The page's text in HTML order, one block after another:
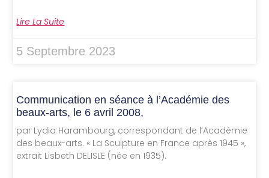
Lire La Suite
5 Septembre 2023
Communication en séance à l’Académie des
beaux-arts, le 6 avril 2008,
par Lydia Harambourg, correspondant de l’Académie
des beaux-arts. « La Sculpture en France après 1945 »,
extrait Lisbeth DELISLE (née en 1935).